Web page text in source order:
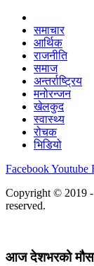
समाचार
आर्थिक
राजनीति
समाज
अन्तर्राष्ट्रिय
मनोरन्जन
खेलकुद
स्वास्थ्य
रोचक
भिडियो
FacebookYoutube
Copyright © 2019
reserved.
आज देशभरको